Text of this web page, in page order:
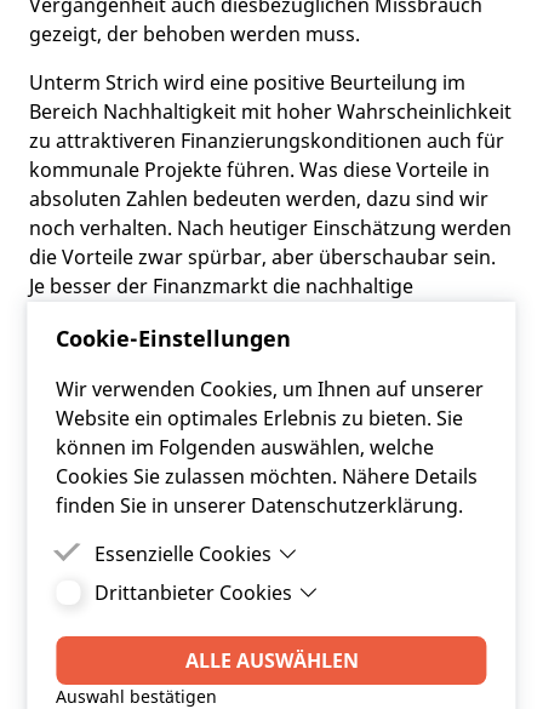
Cookie-Einstellungen
Wir verwenden Cookies, um Ihnen auf unserer
Website ein optimales Erlebnis zu bieten. Sie
können im Folgenden auswählen, welche
Cookies Sie zulassen möchten. Nähere Details
finden Sie in unserer Datenschutzerklärung.
Essenzielle Cookies
Essenzielle Cookies sind Cookies, welche für die
benötigt werden.
Drittanbieter Cookies
Drittanbieter Cookies sind Cookies, die
Drittanbieter-Software setzt, um Funktionen wie
Google Maps zu ermöglichen.
ALLE AUSWÄHLEN
Auswahl bestätigen
gezeigt, der behoben werden muss.
Unterm Strich wird eine positive Beurteilung im
Bereich Nachhaltigkeit mit hoher Wahrscheinlichkeit
zu attraktiveren Finanzierungskonditionen auch für
kommunale Projekte führen. Was diese Vorteile in
absoluten Zahlen bedeuten werden, dazu sind wir
noch verhalten. Nach heutiger Einschätzung werden
die Vorteile zwar spürbar, aber überschaubar sein.
Je besser der Finanzmarkt die nachhaltige
Kreditgeber schafft, desto höher kann dieser Vorteil
FRC - Module
Wir beschäftigen uns als FRC mit Finanzierungen,
Module „Ausschreibungsservice
Portfoliomanagement“ enthalten zusätzlich
von Budgets und Mittelfristplanungen.